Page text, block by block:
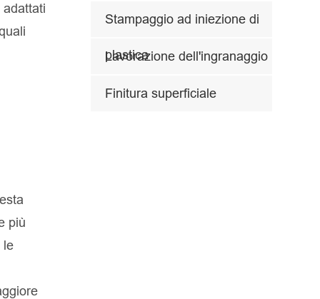
più
le
Stampaggio ad iniezione di
plastica
Lavorazione dell'ingranaggio
Finitura superficiale